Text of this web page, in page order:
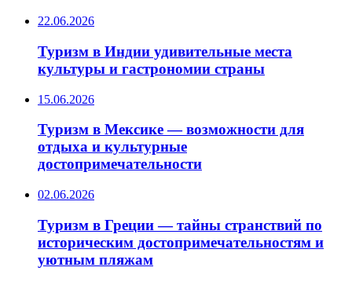
22.06.2026
Туризм в Индии удивительные места
культуры и гастрономии страны
15.06.2026
Туризм в Мексике — возможности для
отдыха и культурные
достопримечательности
02.06.2026
Туризм в Греции — тайны странствий по
историческим достопримечательностям и
уютным пляжам